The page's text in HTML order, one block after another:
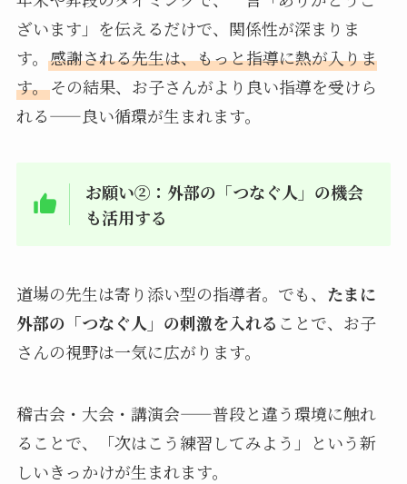
ざいます」を伝えるだけで、関係性が深まりま
す。 感謝される先生は、もっと指導に熱が入りま
す。その結果、お子さんがより良い指導を受けら
れる——良い循環が生まれます。
お願い②：外部の「つなぐ人」の機会
も活用する
道場の先生は寄り添い型の指導者。でも、 たまに
外部の「つなぐ人」の刺激を入れる ことで、お子
さんの視野は一気に広がります。
稽古会・大会・講演会——普段と違う環境に触れ
ることで、「次はこう練習してみよう」という新
しいきっかけが生まれます。